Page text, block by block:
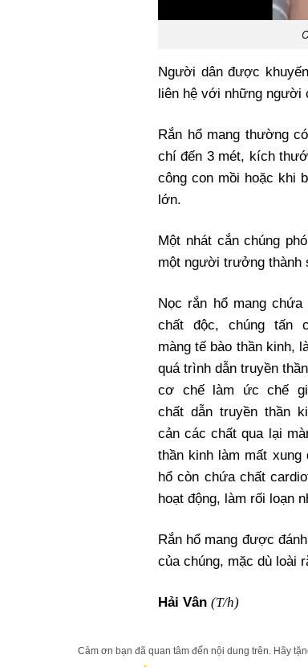
Người dân được
liên hệ với những người
Rắn hổ mang thường
chí đến 3 mét, kích
công con mồi hoặc khi
lớn.
Một nhát cắn chúng
một người trưởng thành
Nọc rắn hổ mang chứa
chất độc, chúng tấn
màng tế bào thần kinh,
quá trình dẫn truyền
cơ chế làm ức chế
chất dẫn truyền thần
cản các chất qua lại
thần kinh làm mất xung
hổ còn chứa chất
hoạt động, làm rối loạn
Rắn hổ mang được
của chúng, mặc dù loài
Hải Vân (T/h)
Cảm ơn bạn đã quan tâm đến nội dung trên. Hãy